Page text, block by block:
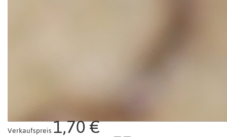
Verkaufspreis1,70 €